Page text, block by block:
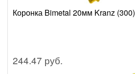
Коронка Bimetal 20мм Kranz (300)
244.47 руб.